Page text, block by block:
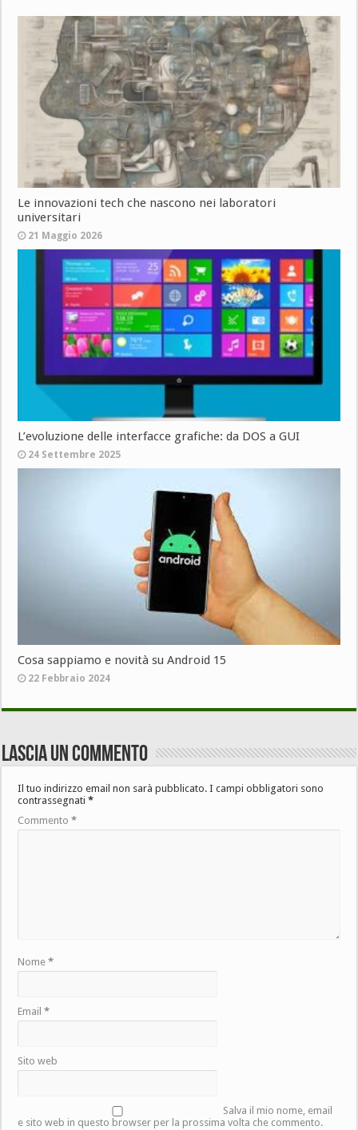
Le innovazioni tech che nascono nei laboratori
universitari
21 Maggio 2026
L’evoluzione delle interfacce grafiche: da DOS a GUI
24 Settembre 2025
Cosa sappiamo e novità su Android 15
22 Febbraio 2024
Lascia un commento
Il tuo indirizzo email non sarà pubblicato. I campi obbligatori sono
contrassegnati*
Commento*
Nome*
Email*
Sito web
Salva il mio nome, email
e sito web in questo browser per la prossima volta che commento.